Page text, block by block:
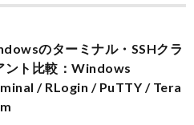
ー
ム
日
記
開
のターミナル・SSHクラ
ント比較：Windows
/ RLogin / PuTTY / Tera